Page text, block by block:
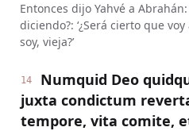
Entonces dijo Yahvé a
diciendo?: ‘¿Será cierto que
soy, vieja?’
14
Numquid Deo
juxta condictum
tempore, vita comite,